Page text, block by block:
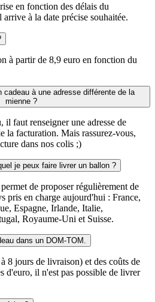
en fonction des délais du
à la date précise souhaitée.
à partir de 8,9 euro en fonction du
à une adresse différente de la
mienne ?
faut renseigner une adresse de
la facturation. Mais rassurez-vous,
dans nos colis ;)
je peux faire livrer un ballon ?
de proposer régulièrement de
pris en charge aujourd'hui : France,
Espagne, Irlande, Italie,
Royaume-Uni et Suisse.
dans un DOM-TOM.
8 jours de livraison) et des coûts de
d'euro, il n'est pas possible de livrer